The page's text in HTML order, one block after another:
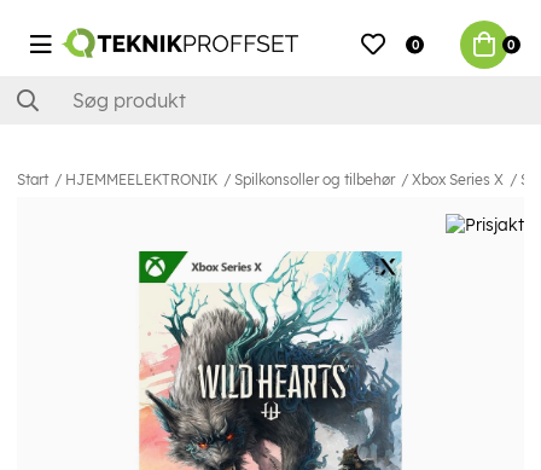
0 0
Start HJEMMEELEKTRONIK Spilkonsoller og tilbehør Xbox Series X